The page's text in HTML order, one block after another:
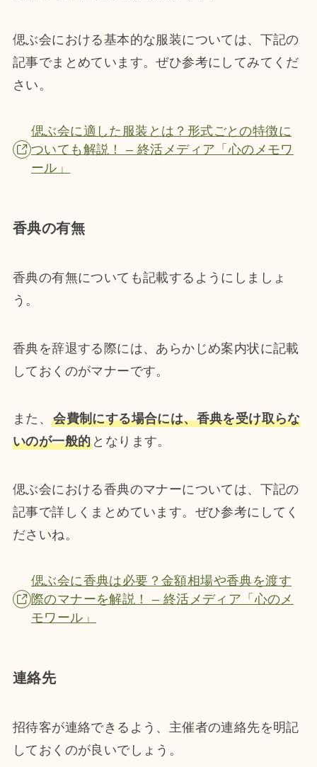
偲ぶ会における基本的な服装については、下記の
記事でまとめています。ぜひ参考にしてみてくだ
さい。
偲ぶ会に適した服装とは？形式ごとの特徴に
ついても解説！ – 終活メディア「心のメモワ
ール」
香典の有無
香典の有無についても記載するようにしましょ
う。
香典を辞退する際には、あらかじめ案内状に記載
しておくのがマナーです。
また、会費制にする場合には、香典を受け取らな
いのが一般的 となります。
偲ぶ会における香典のマナーについては、下記の
記事で詳しくまとめています。ぜひ参考にしてく
ださいね。
偲ぶ会に香典は必要？金額相場や香典を渡す
際のマナーを解説！ – 終活メディア「心のメ
モワール」
連絡先
招待客が連絡できるよう、主催者の連絡先を明記
しておくのが良いでしょう。